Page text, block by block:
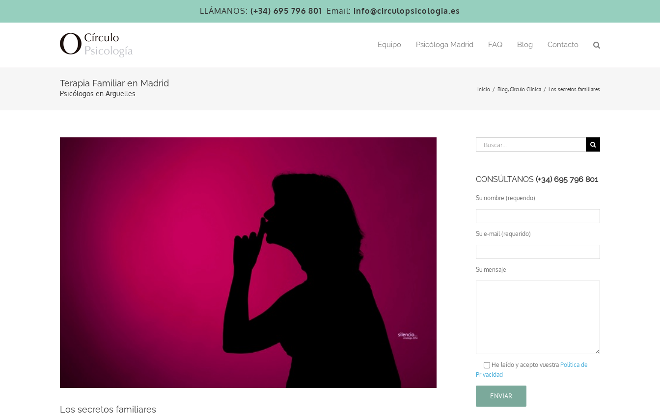
contenido
LLÁMANOS: (+34) 695 796 801 - Email: info@circulopsicologia.es
Equipo Psicóloga Madrid FAQ Blog Contacto
Terapia Familiar en Madrid
Psicólogos en Argüelles
Inicio Blog Círculo Clínica Los secretos familiares
Los secretos familiares
Buscar:
CONSÚLTANOS (+34) 695 796 801
Su nombre (requerido)
Su e-mail (requerido)
Su mensaje
He leído y acepto vuestra Política de
Privacidad